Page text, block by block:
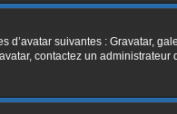
suivantes : Gravatar,
contactez un administrateur